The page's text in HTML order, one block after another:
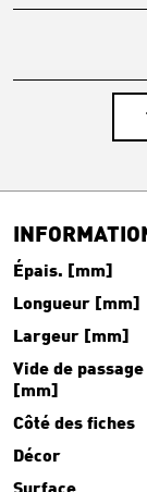
Épais. [mm]
Longueur [mm]
Largeur [mm]
Vide de
[mm]
Côté des fiches
Décor